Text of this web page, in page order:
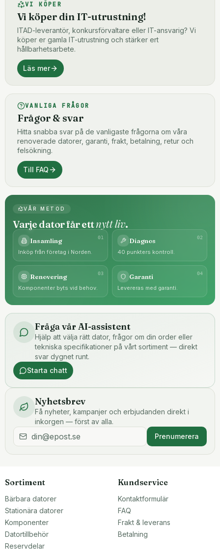
VI KÖPER
Vi köper din IT-utrustning!
ITAD-leverantör, konkursförvaltare eller IT-ansvarig? Vi
köper er gamla IT-utrustning och stärker ert
hållbarhetsarbete.
Läs mer
VANLIGA FRÅGOR
Frågor & svar
Hitta snabba svar på de vanligaste frågorna om våra
renoverade datorer, garanti, frakt, betalning, retur och
felsökning.
Till FAQ
VÅR METOD
Varje dator får ettnytt liv.
01
Insamling
Inköp från företag i Norden.
02
Diagnos
40 punkters kontroll.
03
Renovering
Komponenter byts vid behov.
04
Garanti
Levereras med garanti.
Fråga vår AI-assistent
Hjälp att välja rätt dator, frågor om din order eller
tekniska specifikationer på vårt sortiment — direkt
svar dygnet runt.
Starta chatt
Nyhetsbrev
Få nyheter, kampanjer och erbjudanden direkt i
inkorgen — först av alla.
Prenumerera
Sortiment
Bärbara datorer
Stationära datorer
Komponenter
Datortillbehör
Reservdelar
Kundservice
Kontaktformulär
FAQ
Frakt & leverans
Betalning